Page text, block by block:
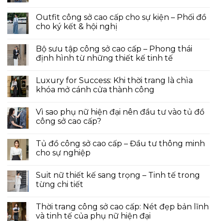
Outfit công sở cao cấp cho sự kiện – Phối đồ
cho ký kết & hội nghị
Bộ sưu tập công sở cao cấp – Phong thái
định hình từ những thiết kế tinh tế
Luxury for Success: Khi thời trang là chìa
khóa mở cánh cửa thành công
Vì sao phụ nữ hiện đại nên đầu tư vào tủ đồ
công sở cao cấp?
Tủ đồ công sở cao cấp – Đầu tư thông minh
cho sự nghiệp
Suit nữ thiết kế sang trọng – Tinh tế trong
từng chi tiết
Thời trang công sở cao cấp: Nét đẹp bản lĩnh
và tinh tế của phụ nữ hiện đại